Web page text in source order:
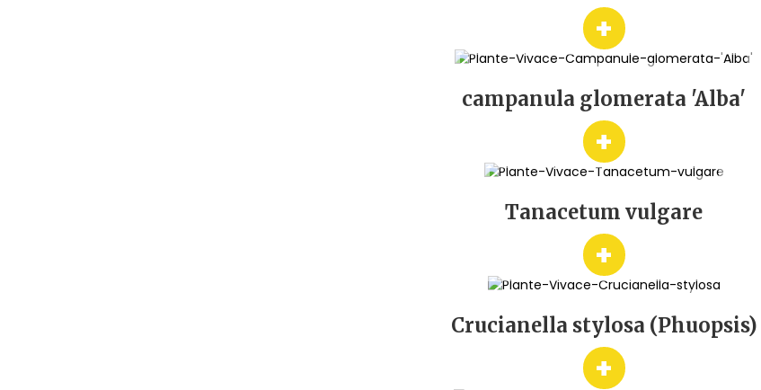
+
campanula glomerata 'Alba'
+
Tanacetum vulgare
+
Crucianella stylosa (Phuopsis)
+